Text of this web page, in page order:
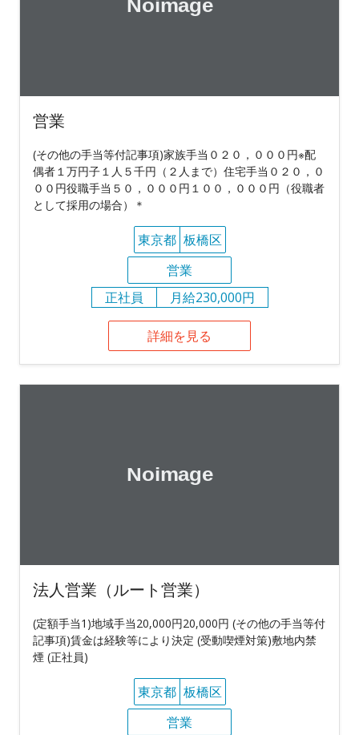
営業
(その他の手当等付記事項)家族手当０２０，０００円※配
偶者１万円子１人５千円（２人まで）住宅手当０２０，０
００円役職手当５０，０００円１００，０００円（役職者
として採用の場合）＊
東京都 板橋区
営業
正社員
月給230,000円
詳細を見る
法人営業（ルート営業）
(定額手当1)地域手当20,000円20,000円 (その他の手当等付
記事項)賃金は経験等により決定 (受動喫煙対策)敷地内禁
煙 (正社員)
東京都 板橋区
営業